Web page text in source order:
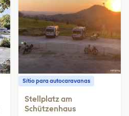
Sítio para autocaravanas
Stellplatz am
Schützenhaus